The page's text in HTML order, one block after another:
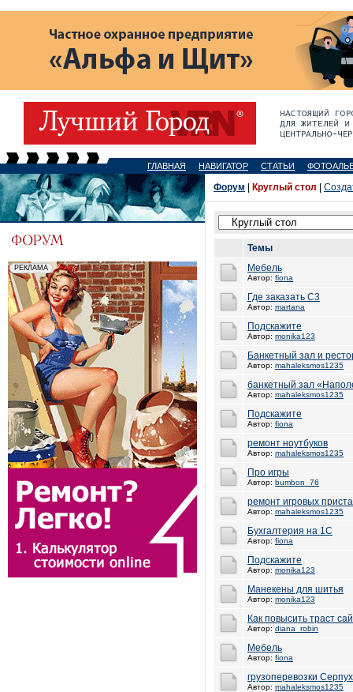
ГЛАВНАЯ НАВИГАТОР СТАТЬИ
Форум Круглый стол
Темы
Мебель
Автор: fiona
Где заказать С3
Автор: martana
Подскажите
Автор: monika123
Банкетный зал и
Автор: mahaleksmos1235
банкетный зал
Автор: mahaleksmos1235
Подскажите
Автор: fiona
ремонт ноутбуков
Автор: mahaleksmos1235
Про игры
Автор: bumbon_76
ремонт игровых
Автор: mahaleksmos1235
Бухгалтерия на 1С
Автор: fiona
Подскажите
Автор: monika123
Манекены для шитья
Автор: monika123
Как повысить траст
Автор: diana_robin
Мебель
Автор: fiona
грузоперевозки
Автор: mahaleksmos1235